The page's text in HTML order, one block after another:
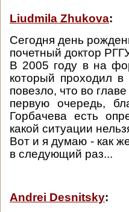
Liudmila Zhukova:
Сегодня день
почетный доктор
В 2005 году в на
который проходил
повезло, что во
первую очередь,
Горбачева есть
какой ситуации
Вот и я думаю - как
в следующий раз...
Andrei Desnitsky: